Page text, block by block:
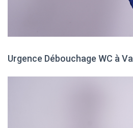
Urgence Débouchage WC à